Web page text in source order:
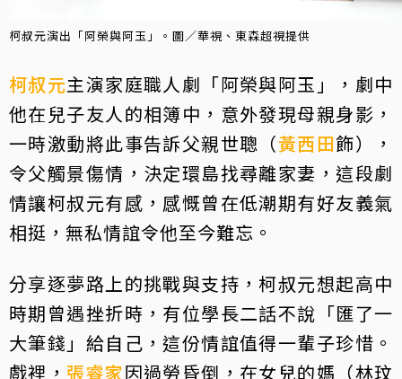
柯叔元演出「阿榮與阿玉」。圖／華視、東森超視提供
柯叔元主演家庭職人劇「阿榮與阿玉」，劇中
他在兒子友人的相簿中，意外發現母親身影，
一時激動將此事告訴父親世聰（黃西田飾），
令父觸景傷情，決定環島找尋離家妻，這段劇
情讓柯叔元有感，感慨曾在低潮期有好友義氣
相挺，無私情誼令他至今難忘。
分享逐夢路上的挑戰與支持，柯叔元想起高中
時期曾遇挫折時，有位學長二話不說「匯了一
大筆錢」給自己，這份情誼值得一輩子珍惜。
戲裡， 張睿家因過勞昏倒，在女兒的媽（林玟